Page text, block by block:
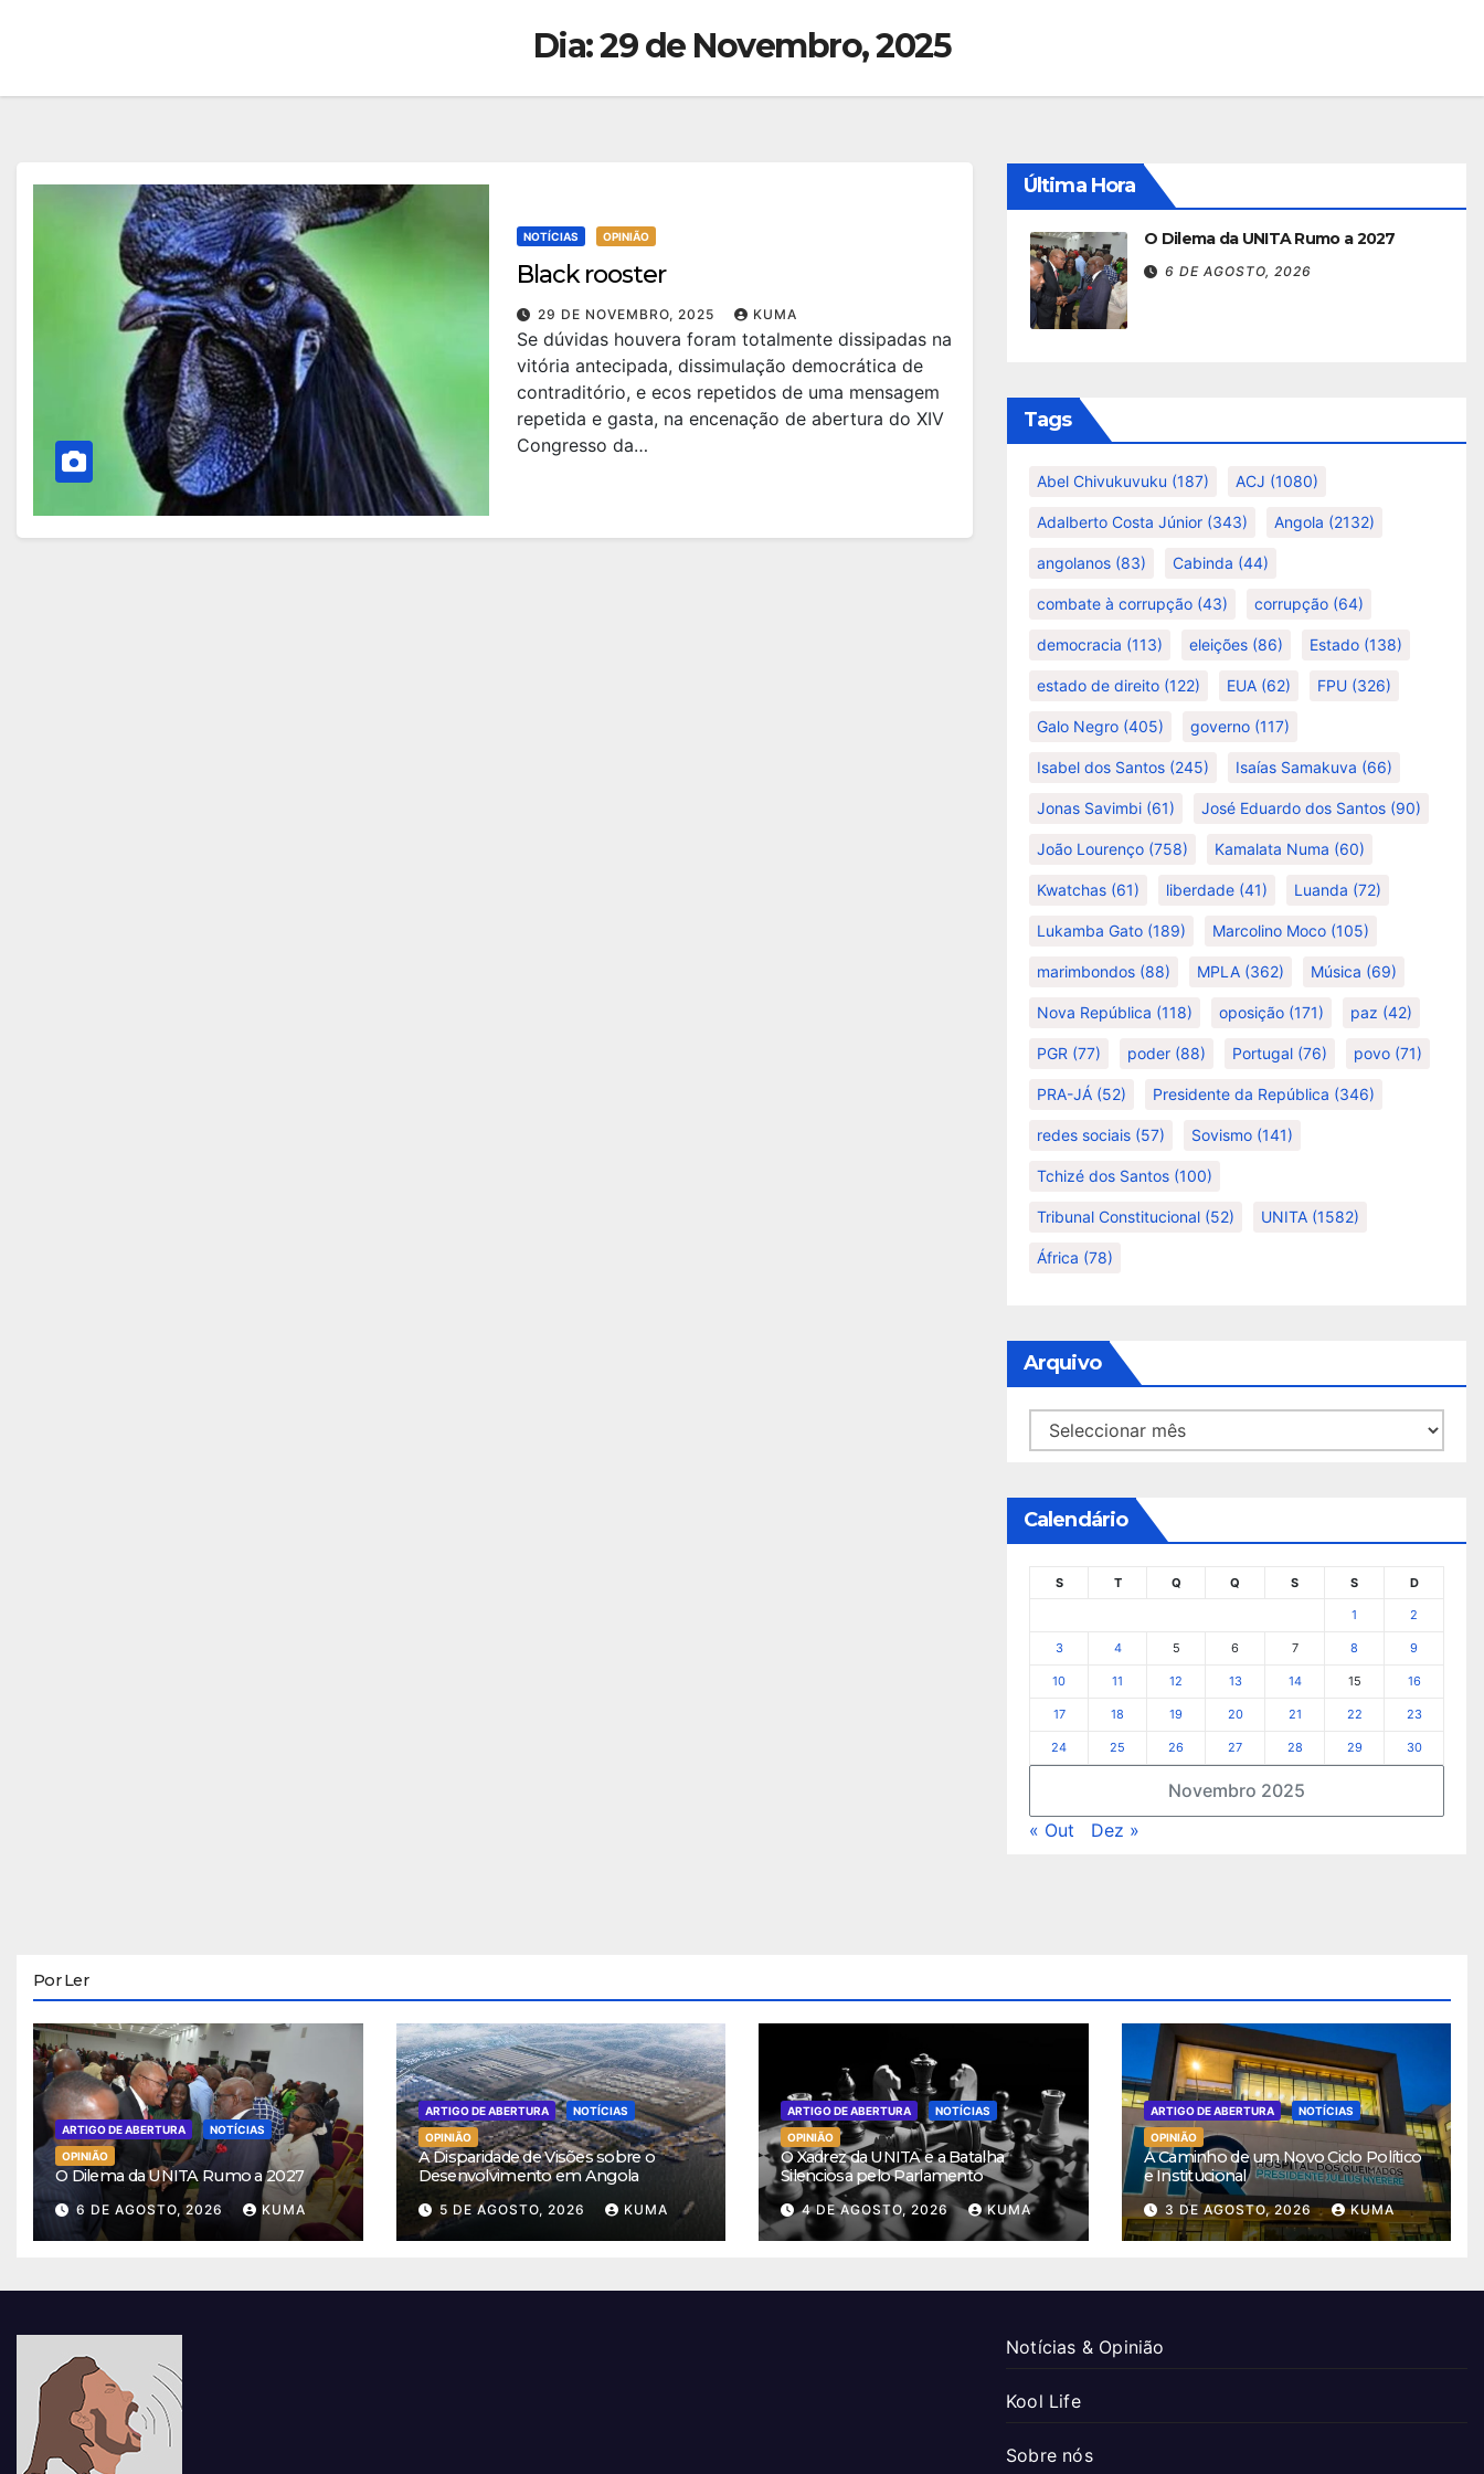
Dia:29 de Novembro, 2025
NOTÍCIAS OPINIÃO
Black rooster
29 DE NOVEMBRO, 2025 KUMA
Se dúvidas houvera foram totalmente dissipadas na
vitória antecipada, dissimulação democrática de
contraditório, e ecos repetidos de uma mensagem
repetida e gasta, na encenação de abertura do XIV
Congresso da…
Última Hora
O Dilema da UNITA Rumo a 2027
6 DE AGOSTO, 2026
Tags
Abel Chivukuvuku (187) ACJ (1080)
Adalberto Costa Júnior (343) Angola (2132)
angolanos (83) Cabinda (44)
combate à corrupção (43) corrupção (64)
democracia (113) eleições (86) Estado (138)
estado de direito (122) EUA (62) FPU (326)
Galo Negro (405) governo (117)
Isabel dos Santos (245) Isaías Samakuva (66)
Jonas Savimbi (61) José Eduardo dos Santos (90)
João Lourenço (758) Kamalata Numa (60)
Kwatchas (61) liberdade (41) Luanda (72)
Lukamba Gato (189) Marcolino Moco (105)
marimbondos (88) MPLA (362) Música (69)
Nova República (118) oposição (171) paz (42)
PGR (77) poder (88) Portugal (76) povo (71)
PRA-JÁ (52) Presidente da República (346)
redes sociais (57) Sovismo (141)
Tchizé dos Santos (100)
Tribunal Constitucional (52) UNITA (1582)
África (78)
Arquivo
Arquivo
Calendário
Novembro 2025
S T Q Q S S D
1 2
3 4 5 6 7 8 9
10 11 12 13 14 15 16
17 18 19 20 21 22 23
24 25 26 27 28 29 30
« Out Dez »
Por Ler
ARTIGO DE ABERTURA
NOTÍCIAS
OPINIÃO
O Dilema da UNITA Rumo a 2027
6 DE AGOSTO, 2026 KUMA
ARTIGO DE ABERTURA
NOTÍCIAS
OPINIÃO
A Disparidade de Visões sobre o
Desenvolvimento em Angola
5 DE AGOSTO, 2026 KUMA
ARTIGO DE ABERTURA
NOTÍCIAS
OPINIÃO
O Xadrez da UNITA e a Batalha
Silenciosa pelo Parlamento
4 DE AGOSTO, 2026 KUMA
ARTIGO DE ABERTURA
NOTÍCIAS
OPINIÃO
A Caminho de um Novo Ciclo Político
e Institucional
3 DE AGOSTO, 2026 KUMA
Notícias & Opinião
Kool Life
Sobre nós